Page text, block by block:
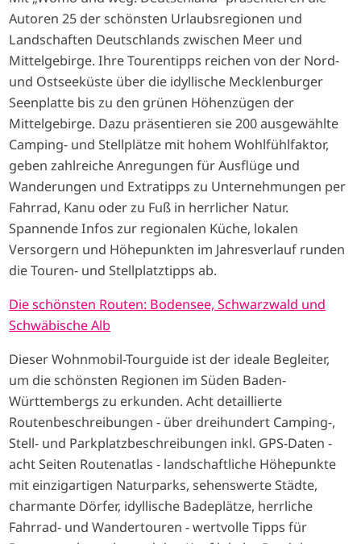
Autoren 25 der schönsten Urlaubsregionen und
Landschaften Deutschlands zwischen Meer und
Mittelgebirge. Ihre Tourentipps reichen von der Nord-
und Ostseeküste über die idyllische Mecklenburger
Seenplatte bis zu den grünen Höhenzügen der
Mittelgebirge. Dazu präsentieren sie 200 ausgewählte
Camping- und Stellplätze mit hohem Wohlfühlfaktor,
geben zahlreiche Anregungen für Ausflüge und
Wanderungen und Extratipps zu Unternehmungen per
Fahrrad, Kanu oder zu Fuß in herrlicher Natur.
Spannende Infos zur regionalen Küche, lokalen
Versorgern und Höhepunkten im Jahresverlauf runden
die Touren- und Stellplatztipps ab.
Die schönsten Routen: Bodensee, Schwarzwald und
Schwäbische Alb
Dieser Wohnmobil-Tourguide ist der ideale Begleiter,
um die schönsten Regionen im Süden Baden-
Württembergs zu erkunden. Acht detaillierte
Routenbeschreibungen - über dreihundert Camping-,
Stell- und Parkplatzbeschreibungen inkl. GPS-Daten -
acht Seiten Routenatlas - landschaftliche Höhepunkte
mit einzigartigen Naturparks, sehenswerte Städte,
charmante Dörfer, idyllische Badeplätze, herrliche
Fahrrad- und Wandertouren - wertvolle Tipps für